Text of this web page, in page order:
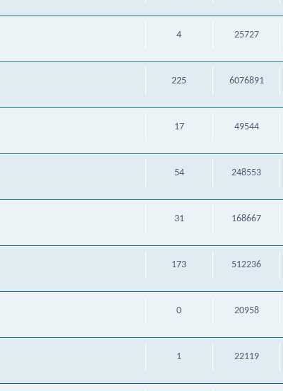
4 25727
225 6076891
17 49544
54 248553
31 168667
173 512236
0 20958
1 22119